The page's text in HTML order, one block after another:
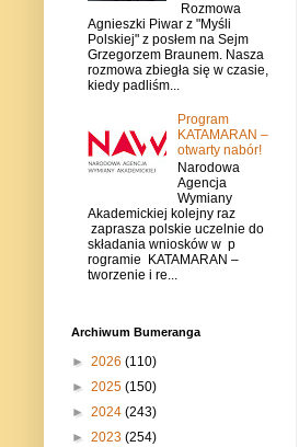
Rozmowa
Agnieszki Piwar z "Myśli
Polskiej" z posłem na Sejm
Grzegorzem Braunem. Nasza
rozmowa zbiegła się w czasie,
kiedy padliśm...
Program
KATAMARAN –
otwarty nabór!
Narodowa
Agencja
Wymiany
Akademickiej kolejny raz
zaprasza polskie uczelnie do
składania wniosków w p
rogramie KATAMARAN –
tworzenie i re...
Archiwum Bumeranga
► 2026 (110)
► 2025 (150)
► 2024 (243)
► 2023 (254)